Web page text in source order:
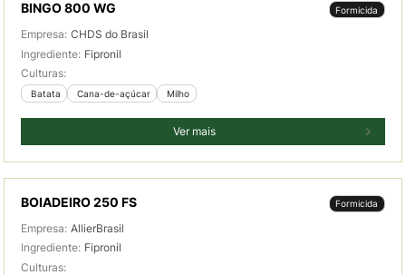
BINGO 800 WG Formicida
Empresa: CHDS do Brasil
Ingrediente: Fipronil
Culturas:
Batata Cana-de-açúcar Milho
Ver mais
BOIADEIRO 250 FS Formicida
Empresa: AllierBrasil
Ingrediente: Fipronil
Culturas: